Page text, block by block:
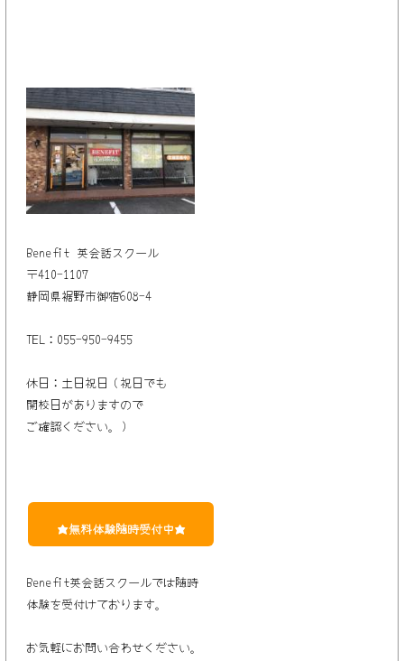
Benefit 英会話スクール
〒410-1107
静岡県裾野市御宿608-4
TEL：055-950-9455
休日：土日祝日（祝日でも
開校日がありますので
ご確認ください。 ）
★無料体験随時受付中★
Benefit英会話スクールでは随時
体験を受付けております。
お気軽にお問い合わせください。